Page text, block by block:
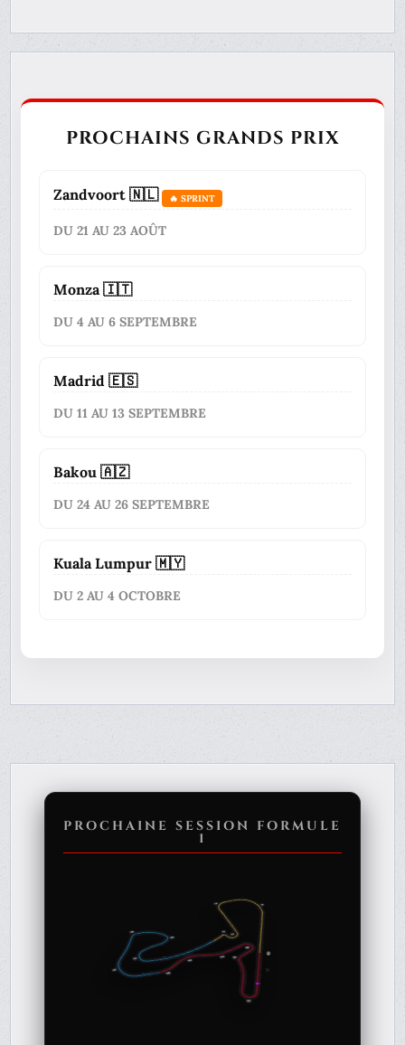
PROCHAINS GRANDS PRIX
Zandvoort 🇳🇱 🔥 SPRINT
DU 21 AU 23 AOÛT
Monza 🇮🇹
DU 4 AU 6 SEPTEMBRE
Madrid 🇪🇸
DU 11 AU 13 SEPTEMBRE
Bakou 🇦🇿
DU 24 AU 26 SEPTEMBRE
Kuala Lumpur 🇲🇾
DU 2 AU 4 OCTOBRE
PROCHAINE SESSION FORMULE
1